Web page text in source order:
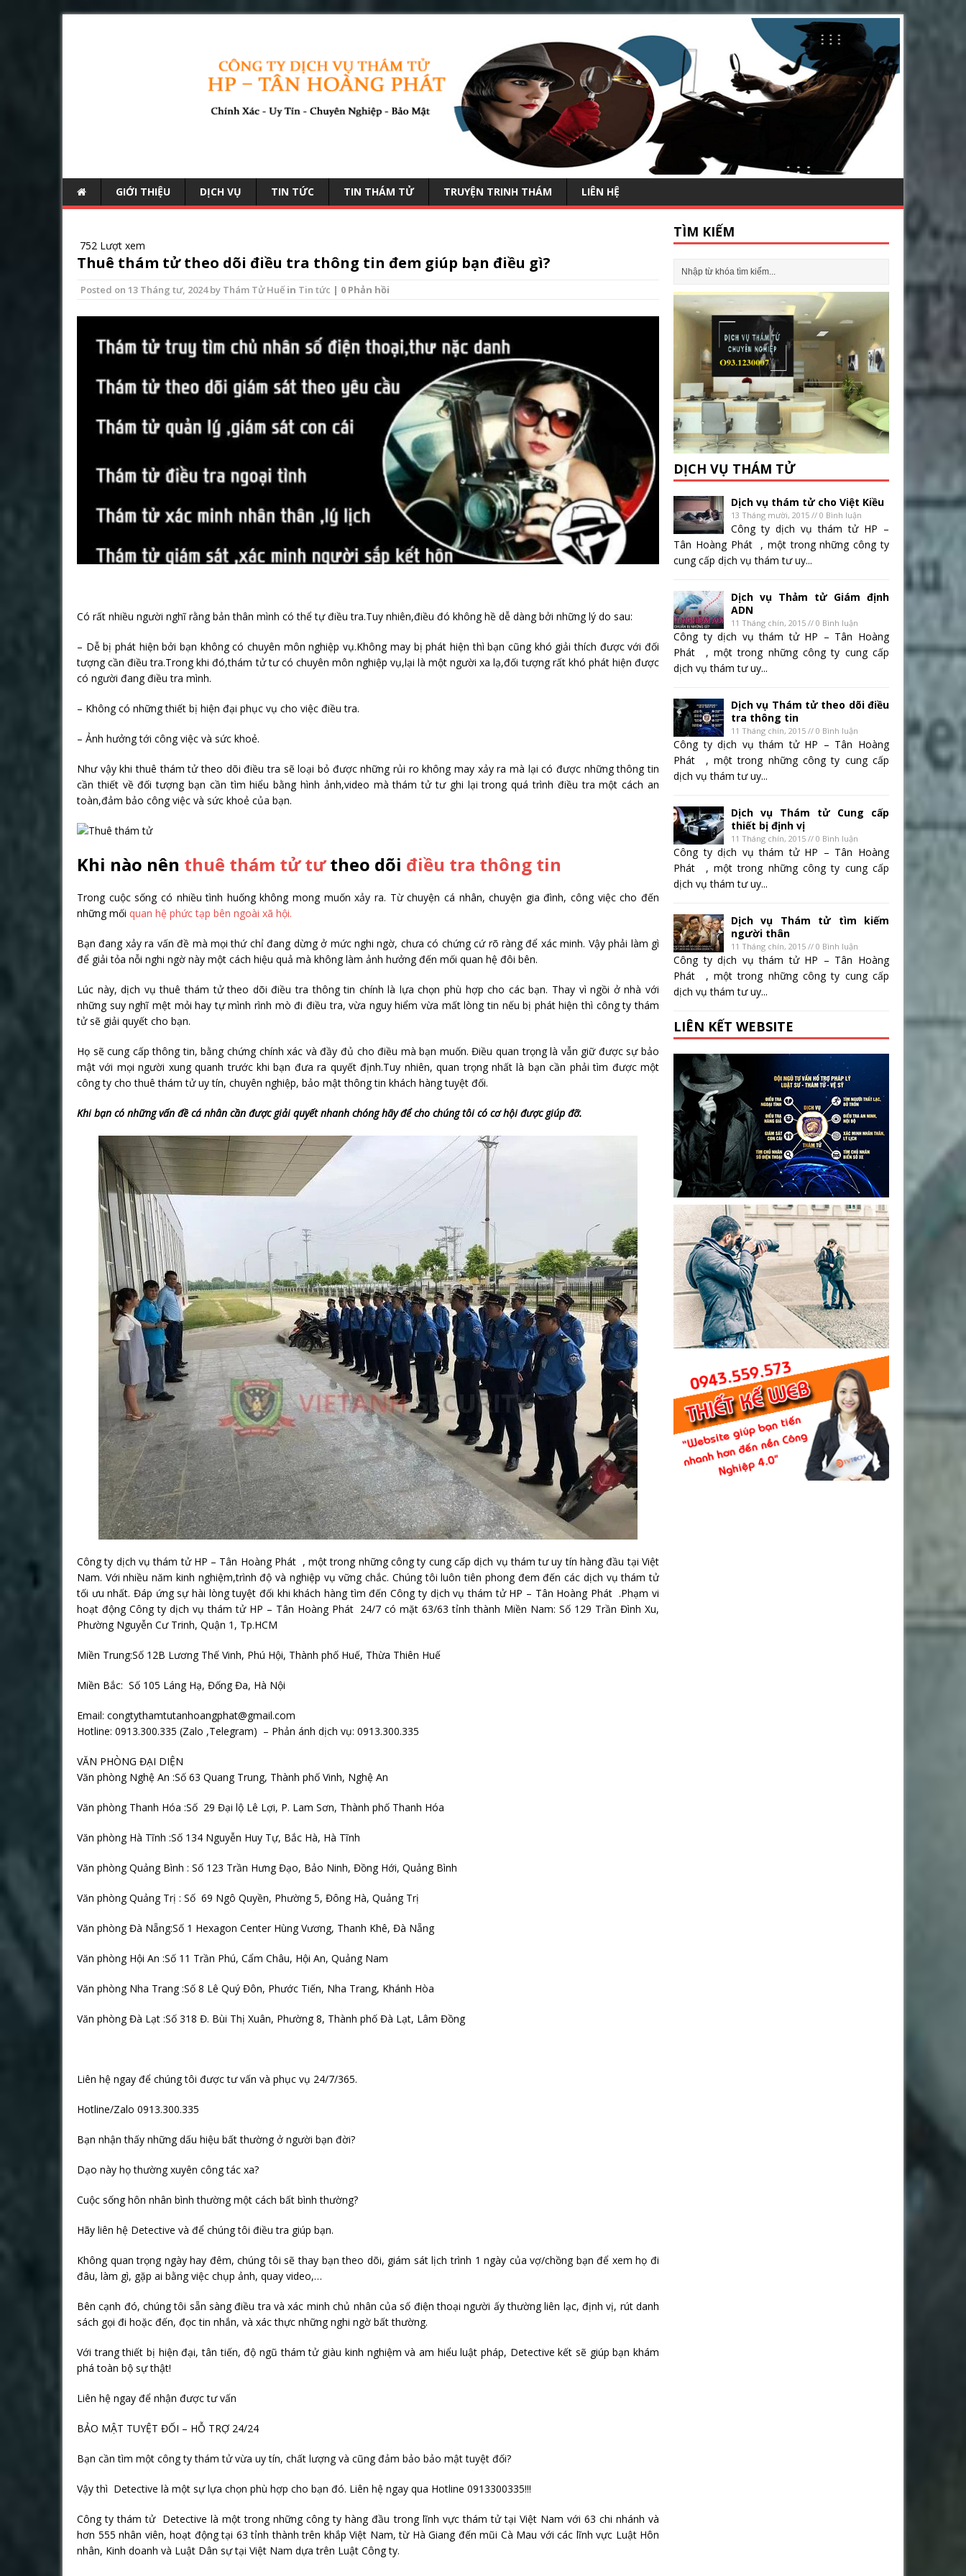
GIỚI THIỆU DỊCH VỤ TIN TỨC TIN THÁM TỬ TRUYỆN TRINH THÁM LIÊN HỆ
752 Lượt xem
Thuê thám tử theo dõi điều tra thông tin đem giúp bạn điều gì?
Posted on 13 Tháng tư, 2024by Thám Tử Huếin Tin tức | 0 Phản hồi
Có rất nhiều người nghĩ rằng bản thân mình có thể tự điều tra.Tuy nhiên,điều đó không hề dễ dàng bởi những lý do sau:
– Dễ bị phát hiện bởi bạn không có chuyên môn nghiệp vụ.Không may bị phát hiện thì bạn cũng khó giải thích được với đối
tượng cần điều tra.Trong khi đó,thám tử tư có chuyên môn nghiệp vụ,lại là một người xa lạ,đối tượng rất khó phát hiện được
có người đang điều tra mình.
– Không có những thiết bị hiện đại phục vụ cho việc điều tra.
– Ảnh hưởng tới công việc và sức khoẻ.
Như vậy khi thuê thám tử theo dõi điều tra sẽ loại bỏ được những rủi ro không may xảy ra mà lại có được những thông tin
cần thiết về đối tượng bạn cần tìm hiểu bằng hình ảnh,video mà thám tử tư ghi lại trong quá trình điều tra một cách an
toàn,đảm bảo công việc và sức khoẻ của bạn.
Khi nào nên thuê thám tử tưtheo dõi điều tra thông tin
Trong cuộc sống có nhiều tình huống không mong muốn xảy ra. Từ chuyện cá nhân, chuyện gia đình, công việc cho đến
những mối quan hệ phức tạp bên ngoài xã hội.
Bạn đang xảy ra vấn đề mà mọi thứ chỉ đang dừng ở mức nghi ngờ, chưa có chứng cứ rõ ràng để xác minh. Vậy phải làm gì
để giải tỏa nỗi nghi ngờ này một cách hiệu quả mà không làm ảnh hưởng đến mối quan hệ đôi bên.
Lúc này, dịch vụ thuê thám tử theo dõi điều tra thông tin chính là lựa chọn phù hợp cho các bạn. Thay vì ngồi ở nhà với
những suy nghĩ mệt mỏi hay tự mình rình mò đi điều tra, vừa nguy hiểm vừa mất lòng tin nếu bị phát hiện thì công ty thám
tử sẽ giải quyết cho bạn.
Họ sẽ cung cấp thông tin, bằng chứng chính xác và đầy đủ cho điều mà bạn muốn. Điều quan trọng là vẫn giữ được sự bảo
mật với mọi người xung quanh trước khi bạn đưa ra quyết định.Tuy nhiên, quan trọng nhất là bạn cần phải tìm được một
công ty cho thuê thám tử uy tín, chuyên nghiệp, bảo mật thông tin khách hàng tuyệt đối.
Khi bạn có những vấn đề cá nhân cần được giải quyết nhanh chóng hãy để cho chúng tôi có cơ hội được giúp đỡ.
Công ty dịch vụ thám tử HP – Tân Hoàng Phát , một trong những công ty cung cấp dịch vụ thám tư uy tín hàng đầu tại Việt
Nam. Với nhiều năm kinh nghiệm,trình độ và nghiệp vụ vững chắc. Chúng tôi luôn tiên phong đem đến các dịch vụ thám tử
tối ưu nhất. Đáp ứng sự hài lòng tuyệt đối khi khách hàng tìm đến Công ty dịch vụ thám tử HP – Tân Hoàng Phát .Phạm vi
hoạt động Công ty dịch vụ thám tử HP – Tân Hoàng Phát 24/7 có mặt 63/63 tỉnh thành Miền Nam: Số 129 Trần Đình Xu,
Phường Nguyễn Cư Trinh, Quận 1, Tp.HCM
Miền Trung:Số 12B Lương Thế Vinh, Phú Hội, Thành phố Huế, Thừa Thiên Huế
Miền Bắc: Số 105 Láng Hạ, Đống Đa, Hà Nội
Email: congtythamtutanhoangphat@gmail.com
Hotline: 0913.300.335 (Zalo ,Telegram) – Phản ánh dịch vụ: 0913.300.335
VĂN PHÒNG ĐẠI DIỆN
Văn phòng Nghệ An :Số 63 Quang Trung, Thành phố Vinh, Nghệ An
Văn phòng Thanh Hóa :Số 29 Đại lộ Lê Lợi, P. Lam Sơn, Thành phố Thanh Hóa
Văn phòng Hà Tĩnh :Số 134 Nguyễn Huy Tự, Bắc Hà, Hà Tĩnh
Văn phòng Quảng Bình : Số 123 Trần Hưng Đạo, Bảo Ninh, Đồng Hới, Quảng Bình
Văn phòng Quảng Trị : Số 69 Ngô Quyền, Phường 5, Đông Hà, Quảng Trị
Văn phòng Đà Nẵng:Số 1 Hexagon Center Hùng Vương, Thanh Khê, Đà Nẵng
Văn phòng Hội An :Số 11 Trần Phú, Cẩm Châu, Hội An, Quảng Nam
Văn phòng Nha Trang :Số 8 Lê Quý Đôn, Phước Tiến, Nha Trang, Khánh Hòa
Văn phòng Đà Lạt :Số 318 Đ. Bùi Thị Xuân, Phường 8, Thành phố Đà Lạt, Lâm Đồng
Liên hệ ngay để chúng tôi được tư vấn và phục vụ 24/7/365.
Hotline/Zalo 0913.300.335
Bạn nhận thấy những dấu hiệu bất thường ở người bạn đời?
Dạo này họ thường xuyên công tác xa?
Cuộc sống hôn nhân bình thường một cách bất bình thường?
Hãy liên hệ Detective và để chúng tôi điều tra giúp bạn.
Không quan trọng ngày hay đêm, chúng tôi sẽ thay bạn theo dõi, giám sát lịch trình 1 ngày của vợ/chồng bạn để xem họ đi
đâu, làm gì, gặp ai bằng việc chụp ảnh, quay video,…
Bên cạnh đó, chúng tôi sẵn sàng điều tra và xác minh chủ nhân của số điện thoại người ấy thường liên lạc, định vị, rút danh
sách gọi đi hoặc đến, đọc tin nhắn, và xác thực những nghi ngờ bất thường.
Với trang thiết bị hiện đại, tân tiến, độ ngũ thám tử giàu kinh nghiệm và am hiểu luật pháp, Detective kết sẽ giúp bạn khám
phá toàn bộ sự thật!
Liên hệ ngay để nhận được tư vấn
BẢO MẬT TUYỆT ĐỐI – HỖ TRỢ 24/24
Bạn cần tìm một công ty thám tử vừa uy tín, chất lượng và cũng đảm bảo bảo mật tuyệt đối?
Vậy thì Detective là một sự lựa chọn phù hợp cho bạn đó. Liên hệ ngay qua Hotline 0913300335!!!
Công ty thám tử Detective là một trong những công ty hàng đầu trong lĩnh vực thám tử tại Việt Nam với 63 chi nhánh và
hơn 555 nhân viên, hoạt động tại 63 tỉnh thành trên khắp Việt Nam, từ Hà Giang đến mũi Cà Mau với các lĩnh vực Luật Hôn
nhân, Kinh doanh và Luật Dân sự tại Việt Nam dựa trên Luật Công ty.
TÌM KIẾM
DỊCH VỤ THÁM TỬ
Dịch vụ thám tử cho Việt Kiều
13 Tháng mười, 2015 // 0 Bình luận
Công ty dịch vụ thám tử HP –
Tân Hoàng Phát , một trong những công ty
cung cấp dịch vụ thám tư uy...
Dịch vụ Thảm tử Giám định
ADN
11 Tháng chín, 2015 // 0 Bình luận
Công ty dịch vụ thám tử HP – Tân Hoàng
Phát , một trong những công ty cung cấp
dịch vụ thám tư uy...
Dịch vụ Thám tử theo dõi điều
tra thông tin
11 Tháng chín, 2015 // 0 Bình luận
Công ty dịch vụ thám tử HP – Tân Hoàng
Phát , một trong những công ty cung cấp
dịch vụ thám tư uy...
Dịch vụ Thám tử Cung cấp
thiết bị định vị
11 Tháng chín, 2015 // 0 Bình luận
Công ty dịch vụ thám tử HP – Tân Hoàng
Phát , một trong những công ty cung cấp
dịch vụ thám tư uy...
Dịch vụ Thám tử tìm kiếm
người thân
11 Tháng chín, 2015 // 0 Bình luận
Công ty dịch vụ thám tử HP – Tân Hoàng
Phát , một trong những công ty cung cấp
dịch vụ thám tư uy...
LIÊN KẾT WEBSITE